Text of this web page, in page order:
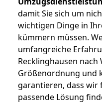
damit Sie sich um
wichtigen Dinge in
kümmern müssen.
umfangreiche
Recklinghausen
Größenordnung und
garantieren, dass wir
passende Lösung